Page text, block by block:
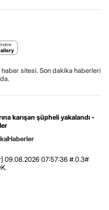
haber sitesi. Son dakika haberleri
karışan şüpheli yakalandı -
Haberler
09.08.2026 07:57:36 #.0.3#